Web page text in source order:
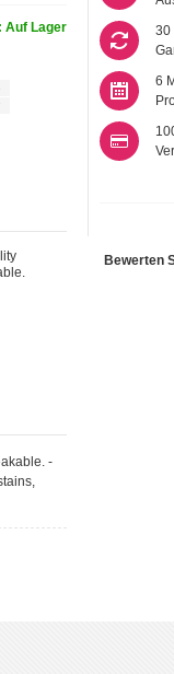
Auf Lager
30
6
Bewerten
-